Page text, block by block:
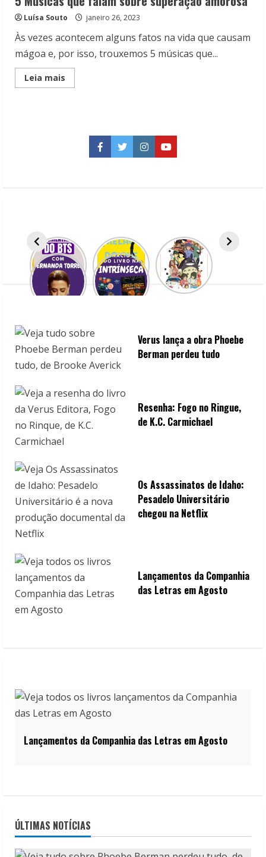
Luísa Souto janeiro 26, 2023
Às vezes acontecem alguns fatos na vida que causam
mágoa e, por isso, trouxemos 5 músicas que...
Leia mais
more
superação
amorosaFacebook
TwitterInstagramYouTube
Verus lança a obra Phoebe
Berman perdeu tudo
Resenha: Fogo no Ringue,
de K.C. Carmichael
Os Assassinatos de Idaho:
Pesadelo Universitário
chegou na Netflix
Lançamentos da Companhia
das Letras em Agosto
Lançamentos da Companhia das Letras em Agosto
ÚLTIMAS NOTÍCIAS